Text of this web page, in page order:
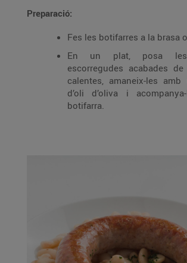
Preparació:
Fes les botifarres a la brasa
En un plat, posa les
escorregudes acabades de fer i
calentes, amaneix-les
d’oli d’oliva i acompanya-les amb la
botifarra.